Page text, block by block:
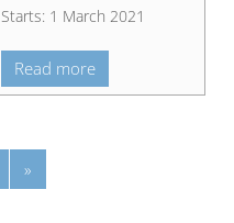
Starts: 1 March 2021
Read more
Page 2
»Next page